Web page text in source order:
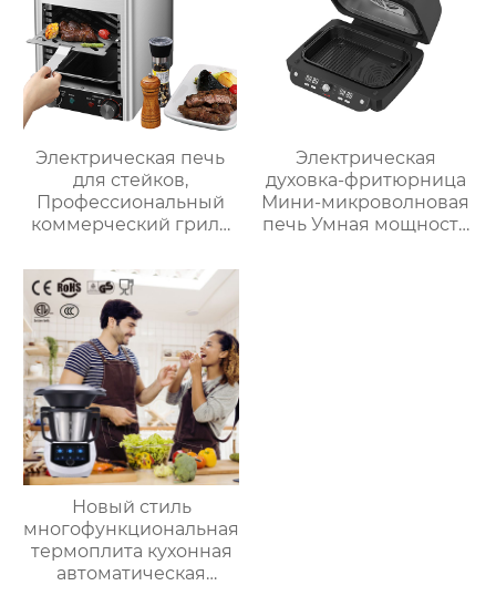
Электрическая печь
для стейков,
Профессиональный
коммерческий гриль
столешнице, 10-
слойный гриль,
Постоянная
температура 800℃,
Нержавеющая сталь
Электрическая
духовка-фритюрница
Мини-микроволновая
печь Умная мощность
Новый стиль
многофункциональная
термоплита кухонная
автоматическая